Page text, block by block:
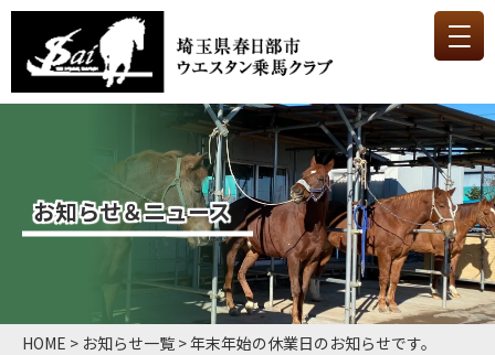
お知らせ＆ニュース
HOME > お知らせ一覧 >年末年始の休業日のお知らせです。